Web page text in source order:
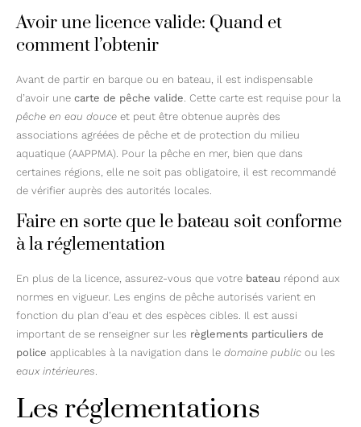
Avoir une licence valide: Quand et
comment l’obtenir
Avant de partir en barque ou en bateau, il est indispensable
d’avoir une carte de pêche valide. Cette carte est requise pour la
pêche en eau douce et peut être obtenue auprès des
associations agréées de pêche et de protection du milieu
aquatique (AAPPMA). Pour la pêche en mer, bien que dans
certaines régions, elle ne soit pas obligatoire, il est recommandé
de vérifier auprès des autorités locales.
Faire en sorte que le bateau soit conforme
à la réglementation
En plus de la licence, assurez-vous que votre bateau répond aux
normes en vigueur. Les engins de pêche autorisés varient en
fonction du plan d’eau et des espèces cibles. Il est aussi
important de se renseigner sur les règlements particuliers de
police applicables à la navigation dans le domaine public ou les
eaux intérieures.
Les réglementations